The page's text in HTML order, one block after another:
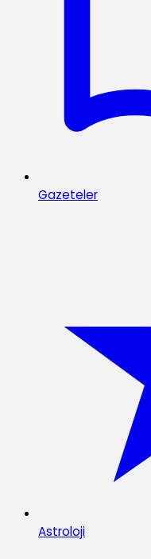
Gazeteler
Astroloji